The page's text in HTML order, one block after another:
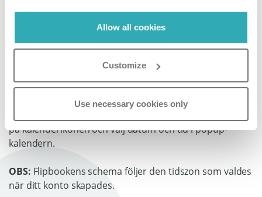
Allow all cookies
Customize
Use necessary cookies only
Inställningar.
Steg 2:
på kalenderikonen och välj datum och tid i popup-
kalendern.
OBS: Flipbookens schema följer den tidszon som valdes
när ditt konto skapades.